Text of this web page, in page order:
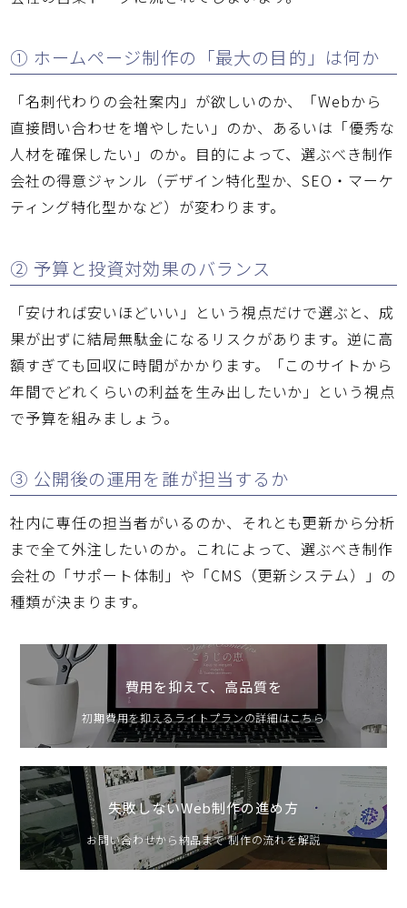
① ホームページ制作の「最大の目的」は何か
「名刺代わりの会社案内」が欲しいのか、「Webから
直接問い合わせを増やしたい」のか、あるいは「優秀な
人材を確保したい」のか。目的によって、選ぶべき制作
会社の得意ジャンル（デザイン特化型か、SEO・マーケ
ティング特化型かなど）が変わります。
② 予算と投資対効果のバランス
「安ければ安いほどいい」という視点だけで選ぶと、成
果が出ずに結局無駄金になるリスクがあります。逆に高
額すぎても回収に時間がかかります。「このサイトから
年間でどれくらいの利益を生み出したいか」という視点
で予算を組みましょう。
③ 公開後の運用を誰が担当するか
社内に専任の担当者がいるのか、それとも更新から分析
まで全て外注したいのか。これによって、選ぶべき制作
会社の「サポート体制」や「CMS（更新システム）」の
種類が決まります。
費用を抑えて、高品質を
初期費用を抑えるライトプランの詳細はこちら
失敗しないWeb制作の進め方
お問い合わせから納品まで 制作の流れを解説